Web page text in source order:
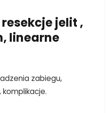
jelit ,
linearne
zabiegu,
komplikacje.